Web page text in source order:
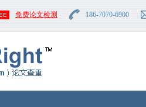
免费论文检测 186-7070-6900